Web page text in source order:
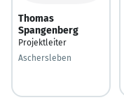
Thomas
Spangenberg
Projektleiter
Aschersleben